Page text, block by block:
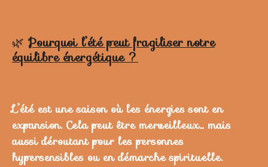
🌿 Pourquoi l’été peut fragiliser notre
équilibre énergétique ?
L’été est une saison où les énergies sont en
expansion. Cela peut être merveilleux… mais
aussi déroutant pour les personnes
hypersensibles ou en démarche spirituelle.